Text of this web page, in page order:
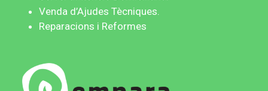
Venda d’Ajudes Tècniques.
Reparacions i Reformes